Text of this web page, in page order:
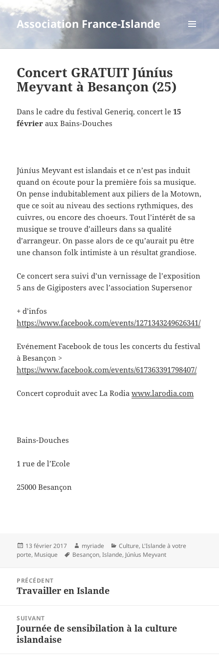
Association France-Islande
Concert GRATUIT Júníus
Meyvant à Besançon (25)
Dans le cadre du festival Generiq, concert le15
février aux Bains-Douches
Júníus Meyvant est islandais et ce n’est pas induit
quand on écoute pour la première fois sa musique.
On pense indubitablement aux piliers de la Motown,
que ce soit au niveau des sections rythmiques, des
cuivres, ou encore des choeurs. Tout l’intérêt de sa
musique se trouve d’ailleurs dans sa qualité
d’arrangeur. On passe alors de ce qu’aurait pu être
une chanson folk intimiste à un résultat grandiose.
Ce concert sera suivi d’un vernissage de l’exposition
5 ans de Gigiposters avec l’association Supersenor
+ d’infos
https://www.facebook.com/events/1271343249626341/
Evénement Facebook de tous les concerts du festival
à Besançon >
https://www.facebook.com/events/617363391798407/
Concert coproduit avec La Rodiawww.larodia.com
Bains-Douches
1 rue de l’Ecole
25000 Besançon
Publié
le
13 février 2017 Auteur
myriade Catégories
Culture, L'Islande à votre
porte, Musique
Mots-
Besançon,Islande, Júníus Meyvant
l’article
PRÉCÉDENT
Article
Travailler en Islande
SUIVANT
Article
suivant :
Journée de sensibilation à la culture
islandaise